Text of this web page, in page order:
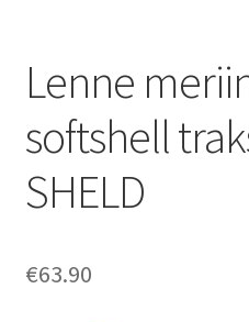
Lenne
softshell
SHELD
€63.90